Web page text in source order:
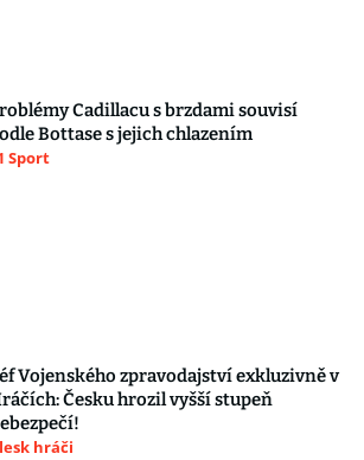
Cadillacu s brzdami souvisí
Bottase s jejich chlazením
Sport
Vojenského zpravodajství exkluzivně v
Česku hrozil vyšší stupeň
hráči